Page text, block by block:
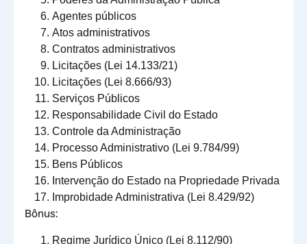
Agentes públicos
Atos administrativos
Contratos administrativos
Licitações (Lei 14.133/21)
Licitações (Lei 8.666/93)
Serviços Públicos
Responsabilidade Civil do Estado
Controle da Administração
Processo Administrativo (Lei 9.784/99)
Bens Públicos
Intervenção do Estado na Propriedade Privada
Improbidade Administrativa (Lei 8.429/92)
Bônus:
Regime Jurídico Único (Lei 8.112/90)